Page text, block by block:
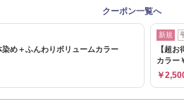
クーポン一覧へ
め＋ふんわりボリュームカラー
新規
【超
カラー
￥